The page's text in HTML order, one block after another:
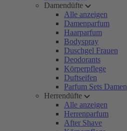
Damendüfte
Alle anzeigen
Damenparfum
Haarparfum
Bodyspray
Duschgel Frauen
Deodorants
Körperpflege
Duftseifen
Parfum Sets Damen
Herrendüfte
Alle anzeigen
Herrenparfum
After Shave